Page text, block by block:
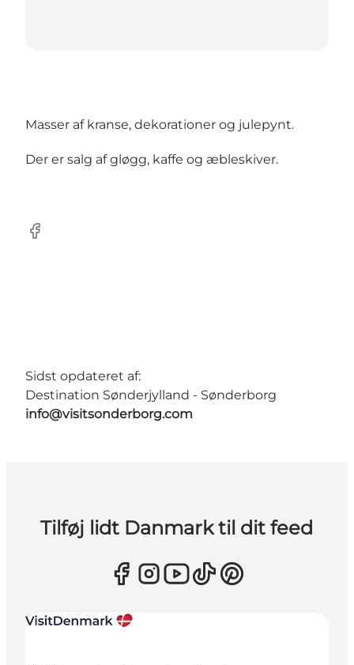
Masser af kranse, dekorationer og julepynt.
Der er salg af gløgg, kaffe og æbleskiver.
Facebook
Sidst opdateret af:
Destination Sønderjylland - Sønderborg
info@visitsonderborg.com
Tilføj lidt Danmark til dit feed